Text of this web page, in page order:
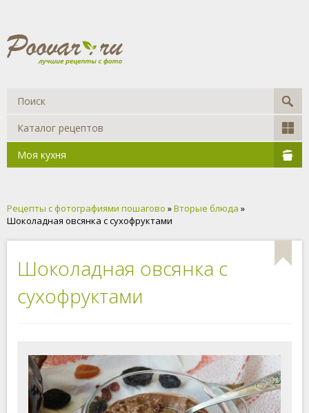
Каталог рецептов
Моя кухня
Рецепты с фотографиями пошагово »Вторые блюда »
Шоколадная овсянка с сухофруктами
Шоколадная овсянка с
сухофруктами